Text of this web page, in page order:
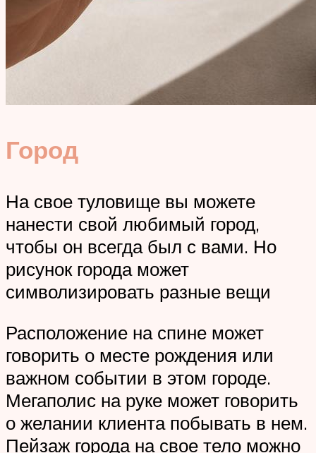
Город
На свое туловище вы можете
нанести свой любимый город,
чтобы он всегда был с вами. Но
рисунок города может
символизировать разные вещи
Расположение на спине может
говорить о месте рождения или
важном событии в этом городе.
Мегаполис на руке может говорить
о желании клиента побывать в нем.
Пейзаж города на свое тело можно